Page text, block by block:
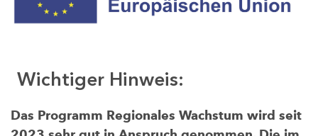
Wichtiger Hinweis:
Das Programm Regionales Wachstum wird seit